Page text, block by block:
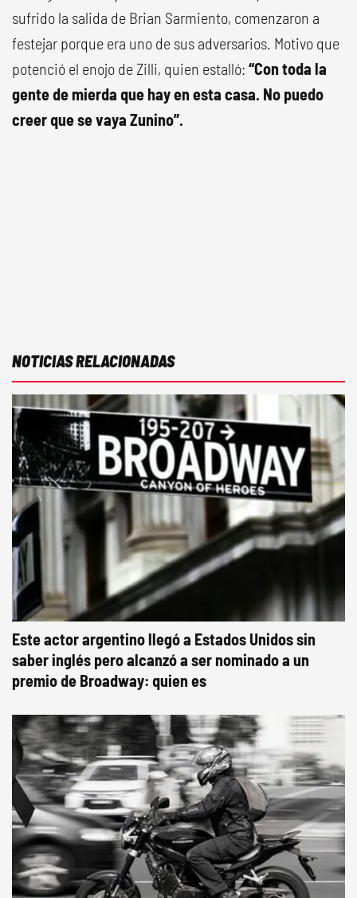
sufrido la salida de Brian Sarmiento, comenzaron a
festejar porque era uno de sus adversarios. Motivo que
potenció el enojo de Zilli, quien estalló: “Con toda la
gente de mierda que hay en esta casa. No puedo
creer que se vaya Zunino”.
NOTICIAS RELACIONADAS
Este actor argentino llegó a Estados Unidos sin
saber inglés pero alcanzó a ser nominado a un
premio de Broadway: quien es